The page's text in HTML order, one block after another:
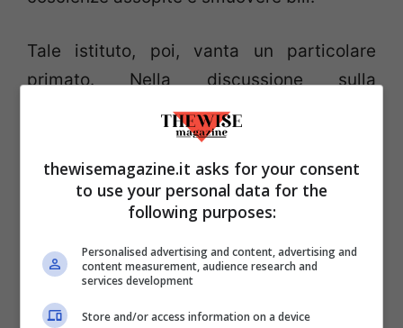
Tale istituto, poi, vanta un particolare
primato. Nella discussione sulla
responsabilità medica vi è stato, per la
l’incontro tra i due principali
rami del diritto italiano: il diritto civile e
quello penale. Gli esiti di questa
particolare convergenza hanno portato a
risultati tutt’altro che univoci. Il differente
approccio degli studi, riferito a entrambe
le branche del diritto, ha alimentato e
thewisemagazine.it asks for your consent
to use your personal data for the
following purposes:
Personalised advertising and content, advertising and
content measurement, audience research and
services development
Store and/or access information on a device